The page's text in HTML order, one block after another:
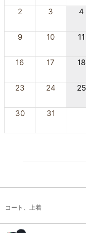
2 3 4
9 10 11
16 17 18
23 24 25
30 31
コート、上着